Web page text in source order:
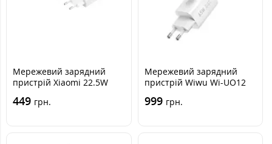
Мережевий зарядний
пристрій Xiaomi 22.5W
449 грн.
Мережевий зарядний
пристрій Wiwu Wi-UO12
Білий
999 грн.